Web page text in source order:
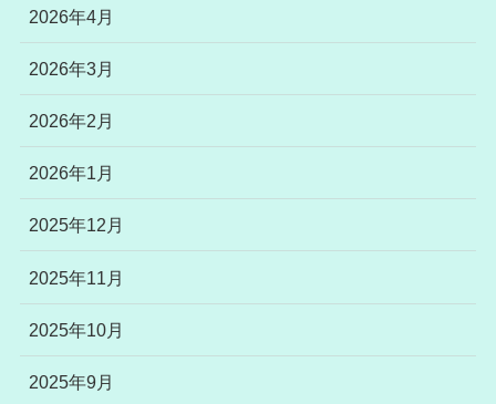
2026年4月
2026年3月
2026年2月
2026年1月
2025年12月
2025年11月
2025年10月
2025年9月